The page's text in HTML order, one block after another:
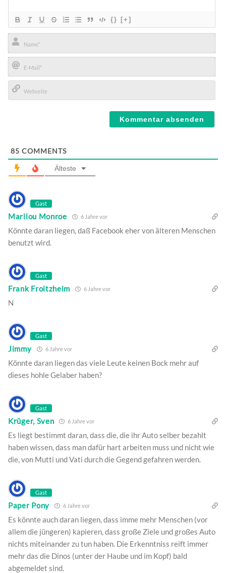
{} [+]
Name*
E-
Mail*
85 COMMENTS
Älteste
Gast
Marilou Monroe 6 Jahre vor
Könnte daran liegen, daß Facebook eher von älteren Menschen
benutzt wird.
Gast
Frank Froitzheim 6 Jahre vor
N
Gast
Jimmy 6 Jahre vor
Könnte daran liegen das viele Leute keinen Bock mehr auf
dieses hohle Gelaber haben?
Gast
Krüger, Sven 6 Jahre vor
Es liegt bestimmt daran, dass die, die ihr Auto selber bezahlt
haben wissen, dass man dafür hart arbeiten muss und nicht wie
die, von Mutti und Vati durch die Gegend gefahren werden.
Gast
Paper Pony 6 Jahre vor
Es könnte auch daran liegen, dass imme mehr Menschen (vor
allem die jüngeren) kapieren, dass große Ziele und großes Auto
nichts miteinander zu tun haben. Die Erkenntniss reift immer
mehr das die Dinos (unter der Haube und im Kopf) bald
abgemeldet sind.